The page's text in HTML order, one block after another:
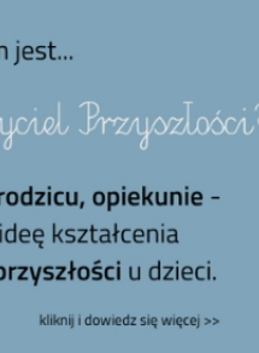
Pełny zakres